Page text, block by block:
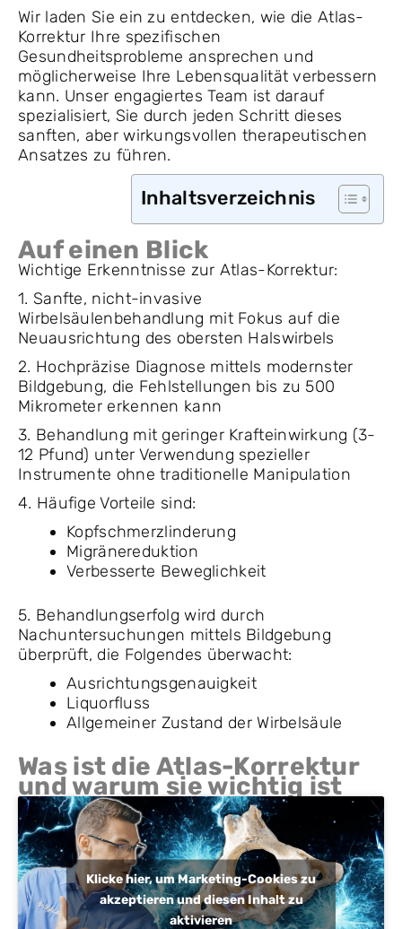
Wir laden Sie ein zu entdecken, wie die Atlas-
Korrektur Ihre spezifischen
Gesundheitsprobleme ansprechen und
möglicherweise Ihre Lebensqualität verbessern
kann. Unser engagiertes Team ist darauf
spezialisiert, Sie durch jeden Schritt dieses
sanften, aber wirkungsvollen therapeutischen
Ansatzes zu führen.
Inhaltsverzeichnis
Auf einen Blick
Wichtige Erkenntnisse zur Atlas-Korrektur:
1. Sanfte, nicht-invasive
Wirbelsäulenbehandlung mit Fokus auf die
Neuausrichtung des obersten Halswirbels
2. Hochpräzise Diagnose mittels modernster
Bildgebung, die Fehlstellungen bis zu 500
Mikrometer erkennen kann
3. Behandlung mit geringer Krafteinwirkung (3-
12 Pfund) unter Verwendung spezieller
Instrumente ohne traditionelle Manipulation
4. Häufige Vorteile sind:
Kopfschmerzlinderung
Migränereduktion
Verbesserte Beweglichkeit
5. Behandlungserfolg wird durch
Nachuntersuchungen mittels Bildgebung
überprüft, die Folgendes überwacht:
Ausrichtungsgenauigkeit
Liquorfluss
Allgemeiner Zustand der Wirbelsäule
Was ist die Atlas-Korrektur
und warum sie wichtig ist
Klicke hier, um Marketing-Cookies zu
akzeptieren und diesen Inhalt zu
aktivieren